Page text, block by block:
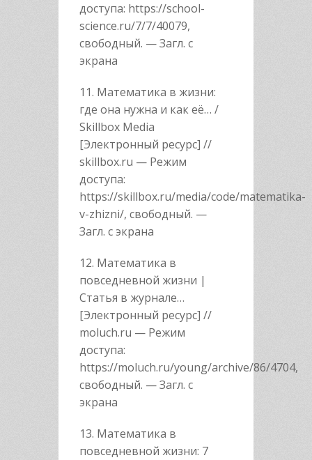
доступа: https://school-
science.ru/7/7/40079,
свободный. — Загл. с
экрана
11. Математика в жизни:
где она нужна и как её… /
Skillbox Media
[Электронный ресурс] //
skillbox.ru — Режим
доступа:
https://skillbox.ru/media/code/matematika-
v-zhizni/, свободный. —
Загл. с экрана
12. Математика в
повседневной жизни |
Статья в журнале…
[Электронный ресурс] //
moluch.ru — Режим
доступа:
https://moluch.ru/young/archive/86/4704,
свободный. — Загл. с
экрана
13. Математика в
повседневной жизни: 7